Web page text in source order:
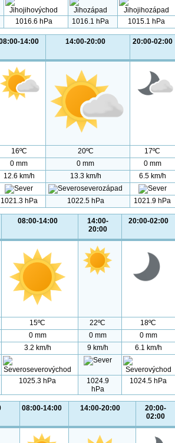
1016.6 hPa 1016.1 hPa 1015.1 hPa
14:00 14:00-20:00 20:00-02:00
16ºC 20ºC
17ºC
0 mm 0 mm
0 mm
12.6 km/h 13.3 km/h
6.5 km/h
1021.3 hPa 1022.5 hPa 1021.9 hPa
08:00-14:00
14:00-
20:00
20:00-02:00
15ºC 22ºC
18ºC
0 mm 0 mm
0 mm
3.2 km/h 9 km/h
6.1 km/h
1025.3 hPa
1024.9
hPa
1024.5 hPa
08:00-14:00 14:00-20:00
20:00-
02:00